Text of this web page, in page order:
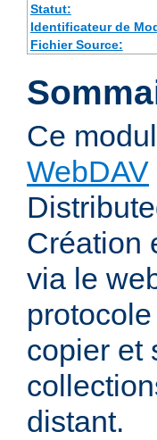
Statut:
Identificateur de
Fichier Source:
Ce
WebDAV
Création
via le
copier et
distant.